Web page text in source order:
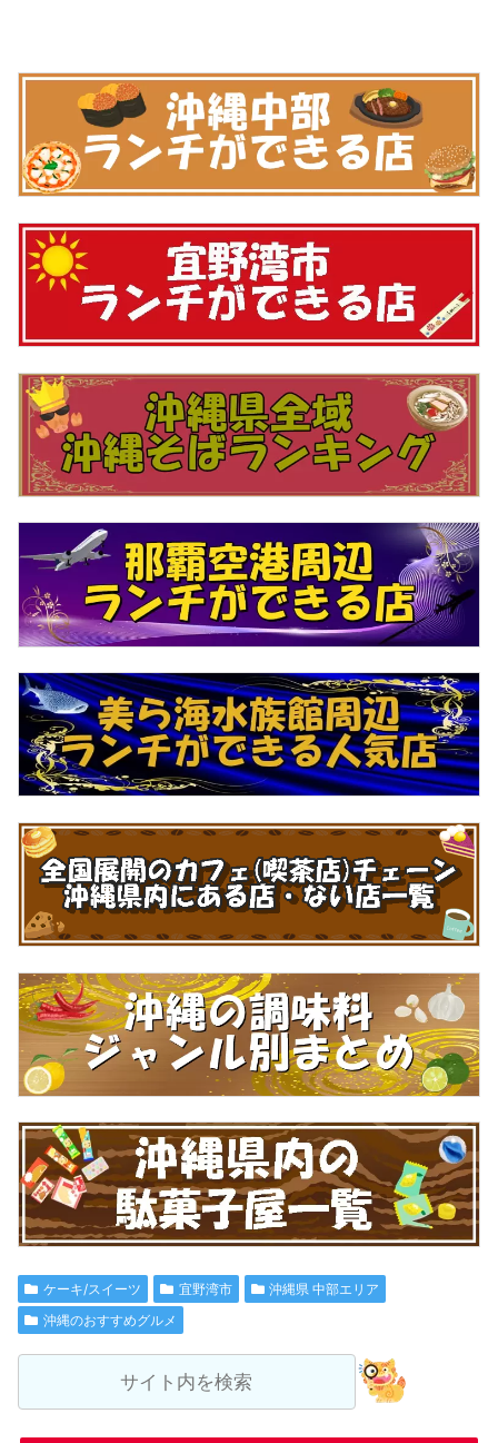
ケーキ/スイーツ 宜野湾市
沖縄県 中部エリア
沖縄のおすすめグルメ